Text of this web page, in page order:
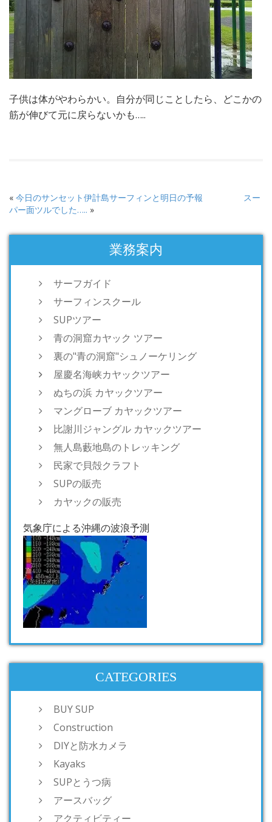
子供は体がやわらかい。自分が同じことしたら、どこかの
筋が伸びて元に戻らないかも…..
« 今日のサンセット伊計島サーフィンと明日の予報
スー
パー面ツルでした….. »
業務案内
サーフガイド
サーフィンスクール
SUPツアー
青の洞窟カヤック ツアー
裏の"青の洞窟"シュノーケリング
屋慶名海峡カヤックツアー
ぬちの浜 カヤックツアー
マングローブ カヤックツアー
比謝川ジャングル カヤックツアー
無人島藪地島のトレッキング
民家で貝殻クラフト
SUPの販売
カヤックの販売
気象庁による沖縄の波浪予測
CATEGORIES
BUY SUP
Construction
DIYと防水カメラ
Kayaks
SUPとうつ病
アースバッグ
アクティビティー